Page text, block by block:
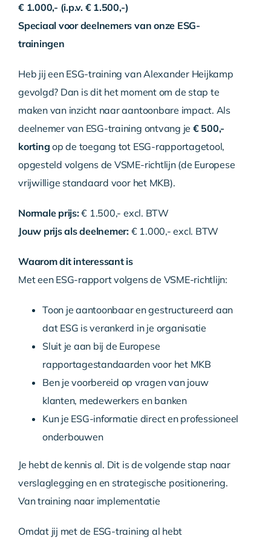
€ 1.000,- (i.p.v. € 1.500,-)
Speciaal voor deelnemers van onze ESG-
trainingen
Heb jij een ESG-training van Alexander Heijkamp
gevolgd? Dan is dit het moment om de stap te
maken van inzicht naar aantoonbare impact. Als
deelnemer van ESG-training ontvang je € 500,-
korting op de toegang tot ESG-rapportagetool,
opgesteld volgens de VSME-richtlijn (de Europese
vrijwillige standaard voor het MKB).
Normale prijs:€ 1.500,- excl. BTW
Jouw prijs als deelnemer:€ 1.000,- excl. BTW
Waarom dit interessant is
Met een ESG-rapport volgens de VSME-richtlijn:
Toon je aantoonbaar en gestructureerd aan
dat ESG is verankerd in je organisatie
Sluit je aan bij de Europese
rapportagestandaarden voor het MKB
Ben je voorbereid op vragen van jouw
klanten, medewerkers en banken
Kun je ESG-informatie direct en professioneel
onderbouwen
Je hebt de kennis al. Dit is de volgende stap naar
verslaglegging en en strategische positionering.
Van training naar implementatie
Omdat jij met de ESG-training al hebt